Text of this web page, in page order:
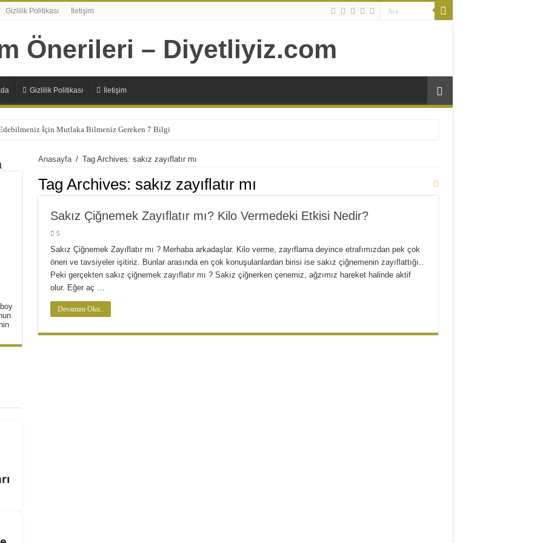
Gizlilik Politikası İletişim
Gizlilik Politikası İletişim
İçin Mutlaka Bilmeniz Gereken 7 Bilgi
7 Sağlıksız Beslenme Alışkanlıkları
Daha Çok İhtiyaç Duyduğu 20 Besin
İçin 10 Çok Sağlıklı Sebep
Faydaları Nelerdir?
İşe Yarıyor?
?
Tarifi
Anasayfa / Tag Archives: sakız zayıflatır mı
Tag Archives: sakız zayıflatır mı
Sakız Çiğnemek Zayıflatır mı? Kilo Vermedeki Etkisi Nedir?
5
Sakız Çiğnemek Zayıflatır mı ? Merhaba arkadaşlar. Kilo verme, zayıflama deyince etrafımızdan pek çok
öneri ve tavsiyeler işitiriz. Bunlar arasında en çok konuşulanlardan birisi ise sakız çiğnemenin zayıflattığı..
Peki gerçekten sakız çiğnemek zayıflatır mı ? Sakız çiğnerken çenemiz, ağzımız hareket halinde aktif
olur. Eğer aç …
Devamını Oku..